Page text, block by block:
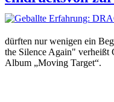
dürften nur wenigen ein
the Silence Again" verheißt
Album „Moving Target“.